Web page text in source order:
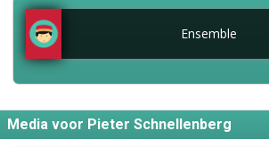
Ensemble
Media voor Pieter Schnellenberg